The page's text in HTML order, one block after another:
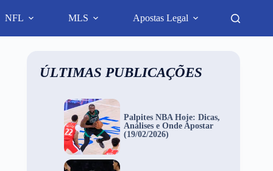
NFL MLS Apostas Legal
ÚLTIMAS PUBLICAÇÕES
Palpites NBA Hoje: Dicas,
Análises e Onde Apostar
(19/02/2026)